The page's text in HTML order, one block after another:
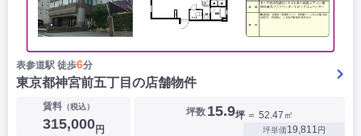
表参道駅 徒歩6分
東京都神宮前五丁目の店舗物件
賃料（税込）
315,000円
坪数 15.9坪 ＝ 52.47㎡
坪単価19,811円